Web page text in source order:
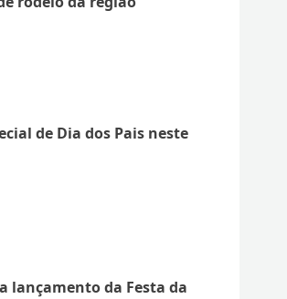
de Dia dos Pais neste
lançamento da Festa da